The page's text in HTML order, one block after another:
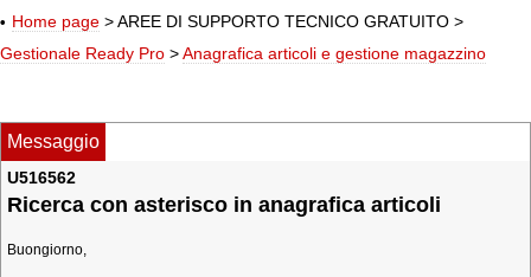
Home page > AREE DI SUPPORTO TECNICO GRATUITO >
Gestionale Ready Pro >Anagrafica articoli e gestione magazzino
Messaggio
U516562
Ricerca con asterisco in anagrafica articoli
Buongiorno,